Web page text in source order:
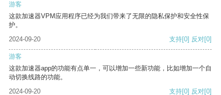
游客
这款加速器VPM应用程序已经为我们带来了无限的隐私保护和安全性保
护。
2024-09-20
支持[0] 反对[0]
游客
这款加速器app的功能有点单一，可以增加一些新功能，比如增加一个自
动切换线路的功能。
2024-09-20
支持[0] 反对[0]